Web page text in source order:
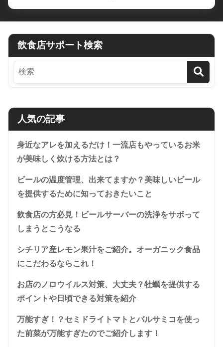
飲食店サポート検索
人気の記事
身近なアレを加えるだけ！一流店もやっているお米
が美味しく炊ける方法とは？
ビールの温度管理、出来てますか？美味しいビール
を提供するために知っておきたいこと
飲食店の方必見！ビールサーバーの洗浄をサボって
しまうとこうなる
シチリア産レモン果汁をご紹介。オーガニック食品
にこだわるならこれ！
お店のノロウイルス対策、大丈夫？牡蠣を提供する
ポイントや日頃できる対策を紹介
万能すぎ！？セミドライトマトとバルサミコを使っ
た前菜が万能すぎたのでご紹介します！